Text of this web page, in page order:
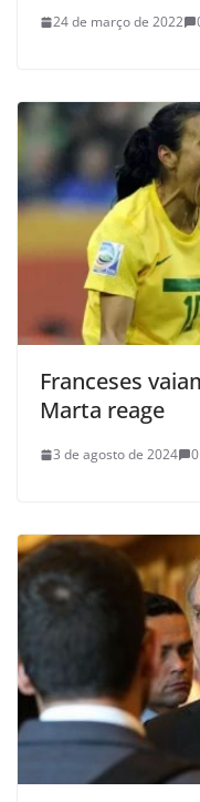
24 de março de 2022
Franceses
Marta reage
3 de agosto de 2024 0